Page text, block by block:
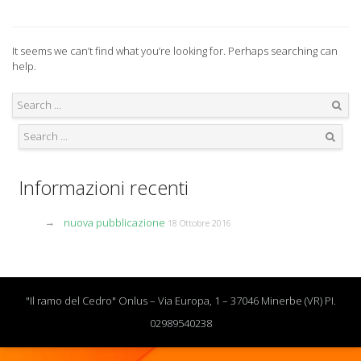
It seems we can’t find what you’re looking for. Perhaps searching can
help.
Informazioni recenti
nuova pubblicazione 18 Ottobre 2016
"Il ramo del Cedro" Onlus – Via Europa, 1 – 37046 Minerbe (VR) PI.
02989540238